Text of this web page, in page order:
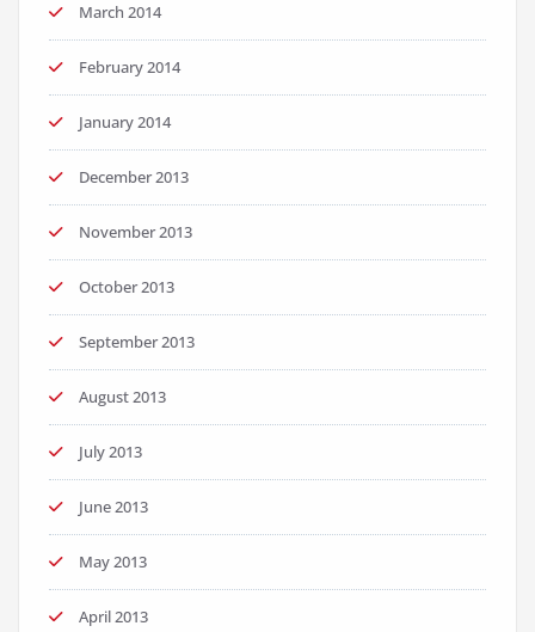
March 2014
February 2014
January 2014
December 2013
November 2013
October 2013
September 2013
August 2013
July 2013
June 2013
May 2013
April 2013